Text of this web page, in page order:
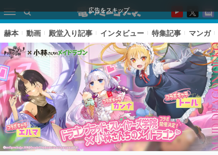
広告をスキップ
赫本 動画 殿堂入り記事 インタビュー 特集記事 マンガ